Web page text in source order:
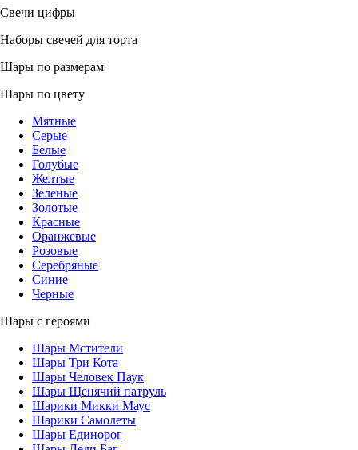
Свечи цифры
Наборы свечей для торта
Шары по размерам
Шары по цвету
Мятные
Серые
Белые
Голубые
Желтые
Зеленые
Золотые
Красные
Оранжевые
Розовые
Серебряные
Синие
Черные
Шары с героями
Шары Мстители
Шары Три Кота
Шары Человек Паук
Шары Щенячий патруль
Шарики Микки Маус
Шарики Самолеты
Шары Единорог